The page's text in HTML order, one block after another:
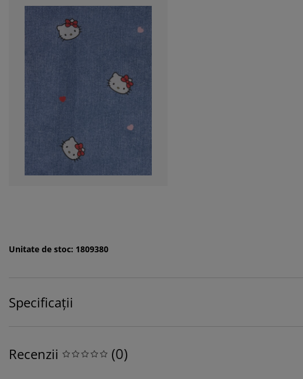
Unitate de stoc: 1809380
Specificații
Recenzii (0)